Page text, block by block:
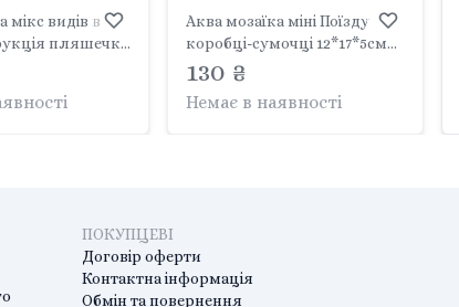
видів в
пляшечка
у
8214/8215
Аква мозаїка міні Поїзду
коробці-сумочці 12*17*5см
AM-02-03 Fun Game
130 ₴
Немає в наявності
ПОКУПЦЕВІ
Договір оферти
Контактна інформація
Обмін та повернення